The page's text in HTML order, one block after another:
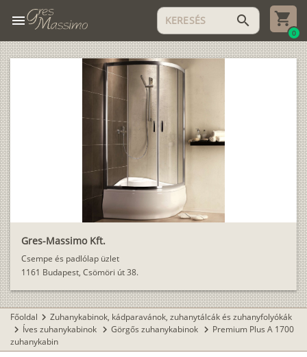
menu search
0
Gres-Massimo Kft.
Csempe és padlólap üzlet
1161 Budapest, Csömöri út 38.
Főoldal chevron_right Zuhanykabinok, kádparavánok, zuhanytálcák és zuhanyfolyókák
chevron_right Íves zuhanykabinok chevron_right Görgős zuhanykabinok chevron_right Premium Plus A 1700
zuhanykabin